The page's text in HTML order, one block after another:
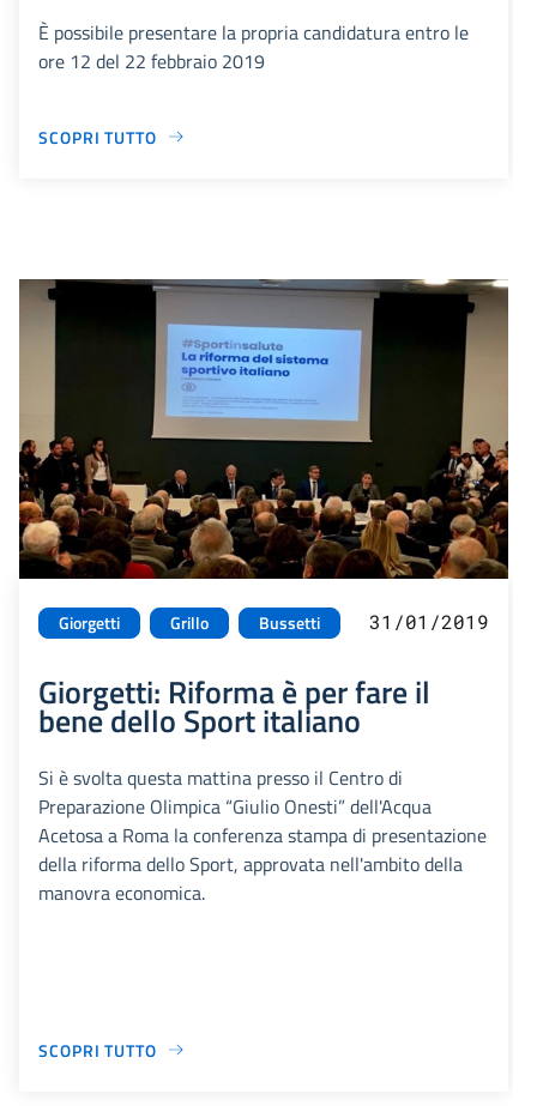
È possibile presentare la propria candidatura entro le
ore 12 del 22 febbraio 2019
SCOPRI TUTTO
Giorgetti Grillo Bussetti 31/01/2019
Giorgetti: Riforma è per fare il
bene dello Sport italiano
Si è svolta questa mattina presso il Centro di
Preparazione Olimpica “Giulio Onesti” dell'Acqua
Acetosa a Roma la conferenza stampa di presentazione
della riforma dello Sport, approvata nell'ambito della
manovra economica.
SCOPRI TUTTO